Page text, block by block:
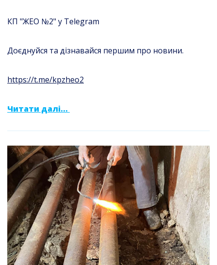
КП "ЖЕО №2" у Telegram
Доєднуйся та дізнавайся першим про новини.
https://t.me/kpzheo2
Читати далі...